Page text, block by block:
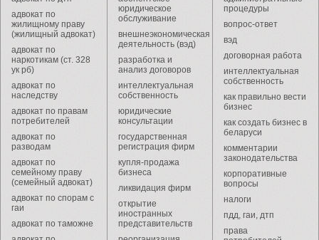
адвокат по
жилищному праву
(жилищный адвокат)
адвокат по
наркотикам (ст. 328
ук рб)
адвокат по
наследству
адвокат по правам
потребителей
адвокат по
разводам
адвокат по
семейному праву
(семейный адвокат)
адвокат по спорам с
гаи
адвокат по таможне
юридическое
обслуживание
внешнеэкономическая
деятельность (вэд)
разработка и
анализ договоров
интеллектуальная
собственность
юридические
консультации
государственная
регистрация фирм
купля-продажа
бизнеса
ликвидация фирм
открытие
иностранных
представительств
процедуры
вопрос-ответ
вэд
договорная работа
интеллектуальная
собственность
как правильно вести
бизнес
как создать бизнес в
беларуси
комментарии
законодательства
корпоративные
вопросы
налоги
пдд, гаи, дтп
права